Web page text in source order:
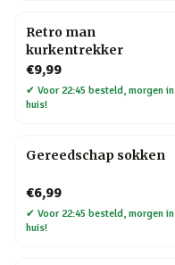
Retro man
kurkentrekker
€9,99
✔ Voor 22:45 besteld, morgen in
huis!
Gereedschap sokken
€6,99
✔ Voor 22:45 besteld, morgen in
huis!